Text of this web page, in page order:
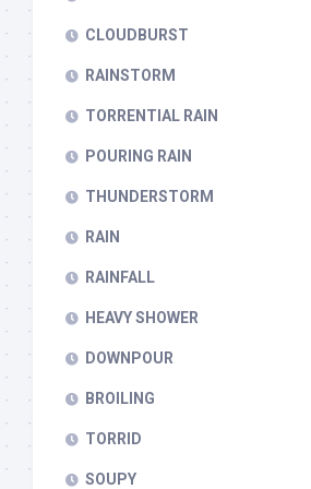
CLOUDBURST
RAINSTORM
TORRENTIAL RAIN
POURING RAIN
THUNDERSTORM
RAIN
RAINFALL
HEAVY SHOWER
DOWNPOUR
BROILING
TORRID
SOUPY